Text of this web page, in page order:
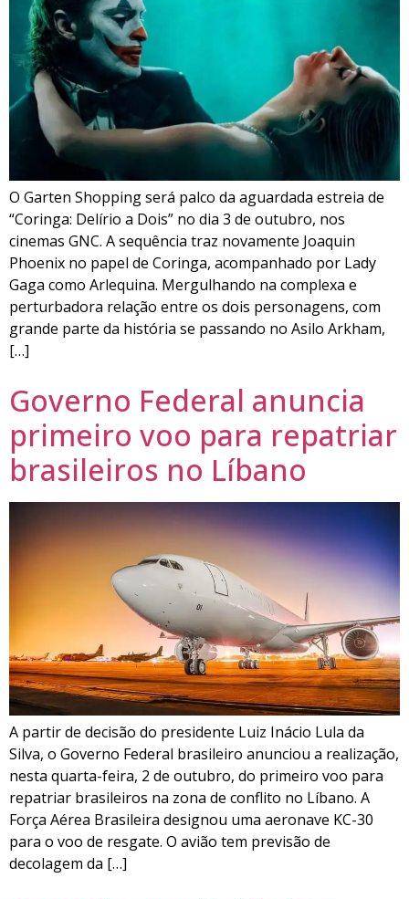
O Garten Shopping será palco da aguardada estreia de
“Coringa: Delírio a Dois” no dia 3 de outubro, nos
cinemas GNC. A sequência traz novamente Joaquin
Phoenix no papel de Coringa, acompanhado por Lady
Gaga como Arlequina. Mergulhando na complexa e
perturbadora relação entre os dois personagens, com
grande parte da história se passando no Asilo Arkham,
[…]
Governo Federal anuncia
primeiro voo para repatriar
brasileiros no Líbano
A partir de decisão do presidente Luiz Inácio Lula da
Silva, o Governo Federal brasileiro anunciou a realização,
nesta quarta-feira, 2 de outubro, do primeiro voo para
repatriar brasileiros na zona de conflito no Líbano. A
Força Aérea Brasileira designou uma aeronave KC-30
para o voo de resgate. O avião tem previsão de
decolagem da […]